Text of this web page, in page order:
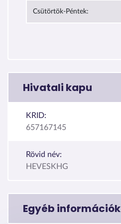
Csütörtök-Péntek:
Hivatali kapu
KRID:
657167145
Rövid név:
HEVESKHG
Egyéb információk